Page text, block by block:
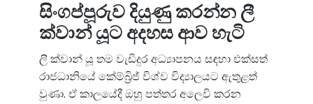
සිංගප්පූරුව දියුණු කරන්න ලී
ක්වාන් යූට අදහස ආව හැටි
ලී ක්වාන් යූ තම වැඩිදුර අධ්‍යාපනය සඳහා එක්සත්
රාජධානියේ කේම්බ්‍රිජ් විශ්ව විද්‍යාලයට ඇතුළත්
වුණා. ඒ කාලයේදී ඔහු පත්තර අලෙවි කරන